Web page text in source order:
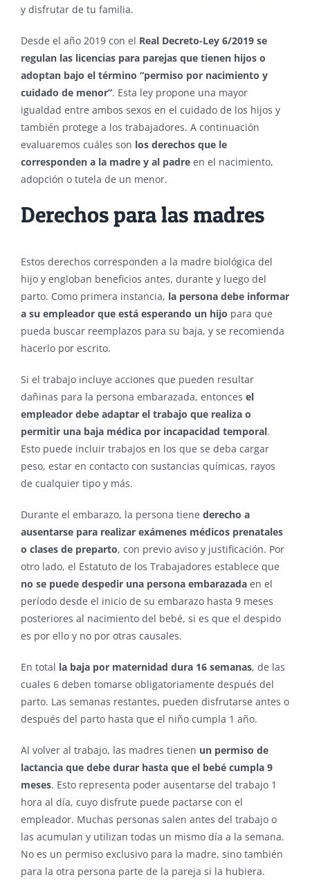
y disfrutar de tu familia.
Desde el año 2019 con el Real Decreto-Ley 6/2019 se
regulan las licencias para parejas que tienen hijos o
adoptan bajo el término “permiso por nacimiento y
cuidado de menor”. Esta ley propone una mayor
igualdad entre ambos sexos en el cuidado de los hijos y
también protege a los trabajadores. A continuación
evaluaremos cuáles son los derechos que le
corresponden a la madre y al padre en el nacimiento,
adopción o tutela de un menor.
Derechos para las madres
Estos derechos corresponden a la madre biológica del
hijo y engloban beneficios antes, durante y luego del
parto. Como primera instancia, la persona debe informar
a su empleador que está esperando un hijo para que
pueda buscar reemplazos para su baja, y se recomienda
hacerlo por escrito.
Si el trabajo incluye acciones que pueden resultar
dañinas para la persona embarazada, entonces el
empleador debe adaptar el trabajo que realiza o
permitir una baja médica por incapacidad temporal.
Esto puede incluir trabajos en los que se deba cargar
peso, estar en contacto con sustancias químicas, rayos
de cualquier tipo y más.
Durante el embarazo, la persona tiene derecho a
ausentarse para realizar exámenes médicos prenatales
o clases de preparto, con previo aviso y justificación. Por
otro lado, el Estatuto de los Trabajadores establece que
no se puede despedir una persona embarazada en el
período desde el inicio de su embarazo hasta 9 meses
posteriores al nacimiento del bebé, si es que el despido
es por ello y no por otras causales.
En total la baja por maternidad dura 16 semanas, de las
cuales 6 deben tomarse obligatoriamente después del
parto. Las semanas restantes, pueden disfrutarse antes o
después del parto hasta que el niño cumpla 1 año.
Al volver al trabajo, las madres tienen un permiso de
lactancia que debe durar hasta que el bebé cumpla 9
meses. Esto representa poder ausentarse del trabajo 1
hora al día, cuyo disfrute puede pactarse con el
empleador. Muchas personas salen antes del trabajo o
las acumulan y utilizan todas un mismo día a la semana.
No es un permiso exclusivo para la madre, sino también
para la otra persona parte de la pareja si la hubiera.